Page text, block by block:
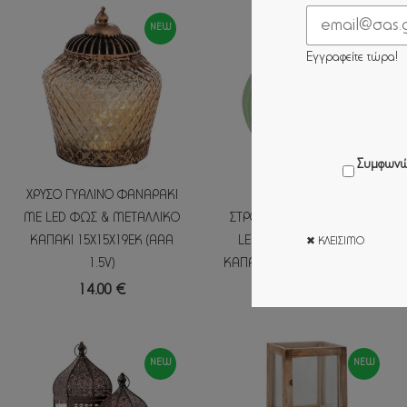
NEW
ΧΡΥΣΟ ΓΥΑΛΙΝΟ ΦΑΝΑΡΑΚΙ
ΜΕ LED ΦΩΣ & ΜΕΤΑΛΛΙΚΟ
ΚΑΠΑΚΙ 15Χ15Χ19ΕΚ (ΑΑΑ
1.5V)
14.00 €
NEW
ΣΤΡΟΓΓΥΛΟ ΦΑΝΑΡΑΚΙ ΜΕ
LED ΦΩΣ & ΜΕΤΑΛΛΙΚΟ
ΚΑΠΑΚΙ 15Χ15Χ19ΕΚ AAA1.5V
NEW NEW
Εγγραφείτε τώρα!
✖ ΚΛΕΊΣΙΜΟ